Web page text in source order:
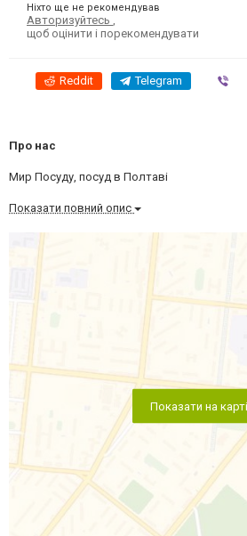
Ніхто ще не рекомендував
Авторизуйтесь
щоб оцінити і порекомендувати
Reddit Telegram
Про нас
Мир Посуду, посуд в Полтаві
Показати повний опис
Показати на карті